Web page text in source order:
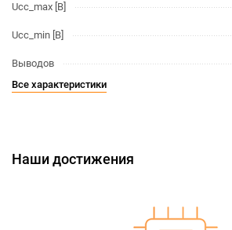
Ucc_max [В]
Ucc_min [В]
Выводов
Все характеристики
Наши достижения